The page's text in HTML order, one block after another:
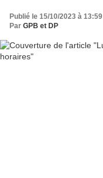
Publié le 15/10/2023 à 13:59
Par GPB et DP